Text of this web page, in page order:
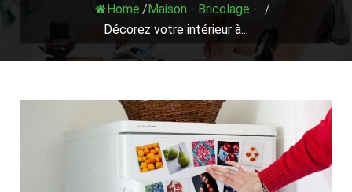
Home /Maison - Bricolage -.../
Décorez votre intérieur à...